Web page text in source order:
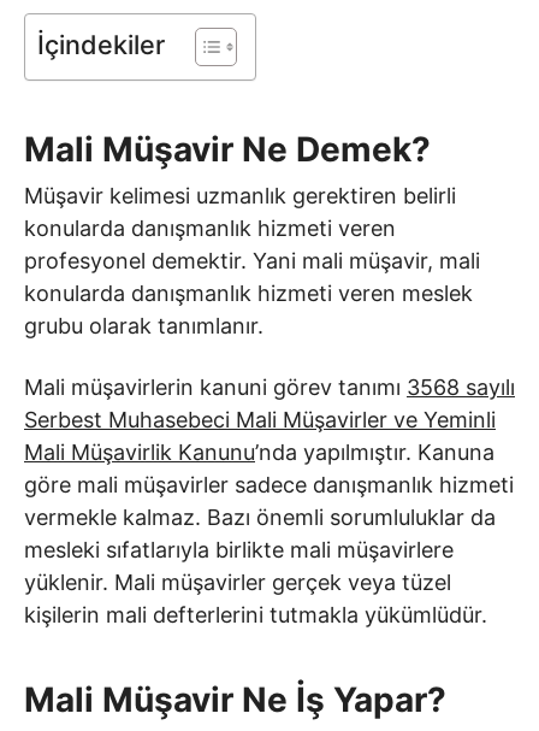
İçindekiler
Mali Müşavir Ne Demek?
Müşavir kelimesi uzmanlık gerektiren belirli
konularda danışmanlık hizmeti veren
profesyonel demektir. Yani mali müşavir, mali
konularda danışmanlık hizmeti veren meslek
grubu olarak tanımlanır.
Mali müşavirlerin kanuni görev tanımı 3568 sayılı
Serbest Muhasebeci Mali Müşavirler ve Yeminli
Mali Müşavirlik Kanunu’nda yapılmıştır. Kanuna
göre mali müşavirler sadece danışmanlık hizmeti
vermekle kalmaz. Bazı önemli sorumluluklar da
mesleki sıfatlarıyla birlikte mali müşavirlere
yüklenir. Mali müşavirler gerçek veya tüzel
kişilerin mali defterlerini tutmakla yükümlüdür.
Mali Müşavir Ne İş Yapar?